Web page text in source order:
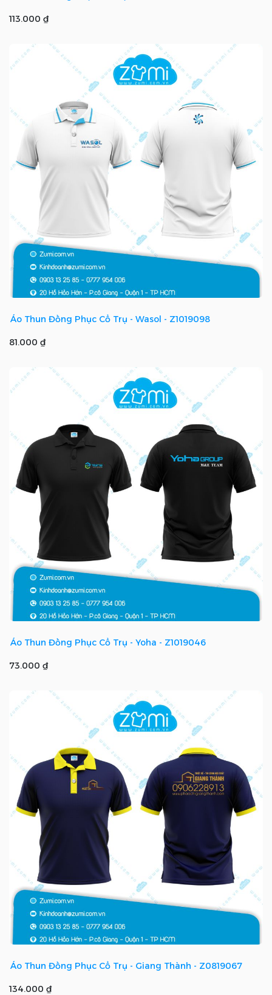
113.000 ₫
Áo Thun Đồng Phục Cổ Trụ - Wasol - Z1019098
81.000 ₫
Áo Thun Đồng Phục Cổ Trụ - Yoha - Z1019046
73.000 ₫
Áo Thun Đồng Phục Cổ Trụ - Giang Thành - Z0819067
134.000 ₫